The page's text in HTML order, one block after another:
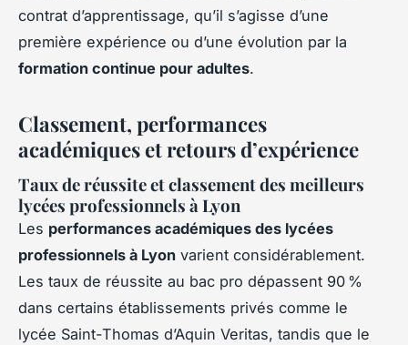
contrat d’apprentissage, qu’il s’agisse d’une
première expérience ou d’une évolution par la
formation continue pour adultes.
Classement, performances
académiques et retours d’expérience
Taux de réussite et classement des meilleurs
lycées professionnels à Lyon
Les performances académiques des lycées
professionnels à Lyon varient considérablement.
Les taux de réussite au bac pro dépassent 90 %
dans certains établissements privés comme le
lycée Saint-Thomas d’Aquin Veritas, tandis que le